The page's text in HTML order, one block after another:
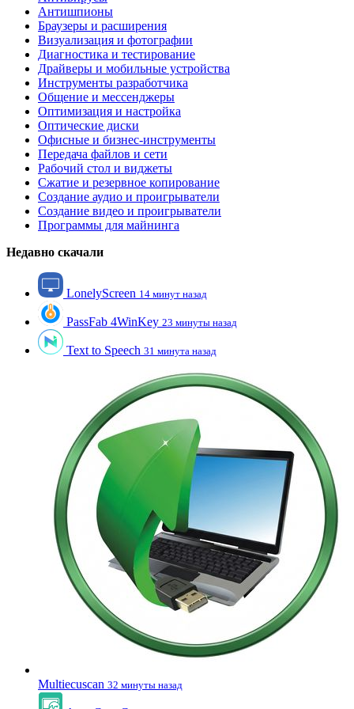
Антишпионы
Браузеры и расширения
Визуализация и фотографии
Диагностика и тестирование
Драйверы и мобильные устройства
Инструменты разработчика
Общение и мессенджеры
Оптимизация и настройка
Оптические диски
Офисные и бизнес-инструменты
Передача файлов и сети
Рабочий стол и виджеты
Сжатие и резервное копирование
Создание аудио и проигрыватели
Создание видео и проигрыватели
Программы для майнинга
Недавно скачали
LonelyScreen 14 минут назад
PassFab 4WinKey 23 минуты назад
Text to Speech 31 минута назад
Multiecuscan 32 минуты назад